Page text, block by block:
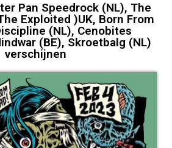
Pan Speedrock (NL), The
Exploited )UK, Born From
(NL), Cenobites
(BE), Skroetbalg (NL)
verschijnen